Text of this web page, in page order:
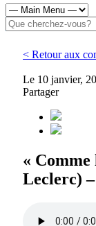
< Retour aux
Le 10 janvier,
Partager
« Comme
Leclerc)